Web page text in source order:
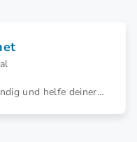
und helfe deiner